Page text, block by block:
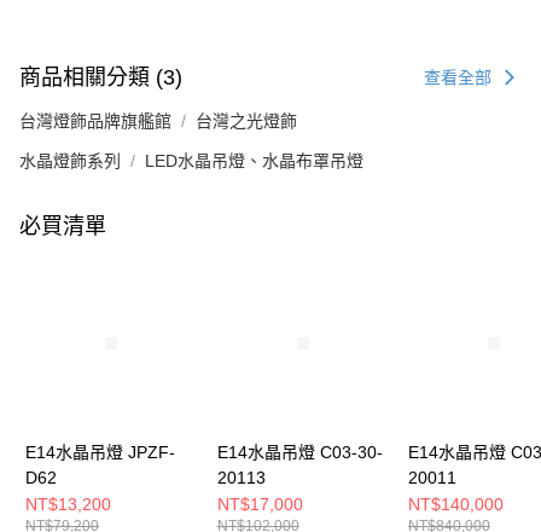
商品相關分類 (3) 查看全部
台灣燈飾品牌旗艦館 台灣之光燈飾
水晶燈飾系列 LED水晶吊燈、水晶布罩吊燈
必買清單
E14水晶吊燈 JPZF-
D62
NT$13,200
NT$79,200
E14水晶吊燈 C03-30-
20113
NT$17,000
NT$102,000
E14水晶吊燈
20011
NT$140,000
NT$840,000